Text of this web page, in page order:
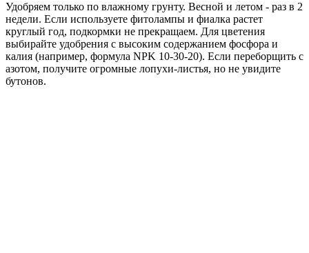
Удобряем только по влажному грунту. Весной и летом - раз в 2
недели. Если используете фитолампы и фиалка растет
круглый год, подкормки не прекращаем. Для цветения
выбирайте удобрения с высоким содержанием фосфора и
калия (например, формула NPK 10-30-20). Если переборщить с
азотом, получите огромные лопухи-листья, но не увидите
бутонов.